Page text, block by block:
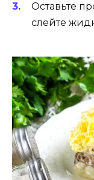
Оставьте
слейте